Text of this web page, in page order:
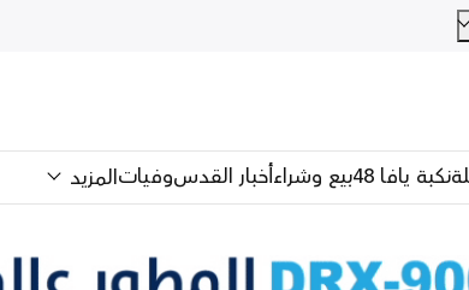
نكبة يافا 48 بيع وشراءأخبار القدسوفياتالمزيد